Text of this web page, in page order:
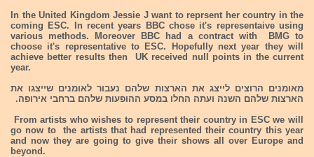
In the United Kingdom Jessie J want to reprsent her country in the
coming ESC. In recent years BBC chose it's representaive using
various methods. Moreover BBC had a contract with BMG to
choose it's representative to ESC. Hopefully next year they will
achieve better results then UK received null points in the current
year.
מאומנים הרוצים לייצג את הארצות שלהם נעבור לאומנים שייצגו את
הארצות שלהם השנה ועתה החלו במסע ההופעות שלהם ברחבי אירופה.
From artists who wishes to represent their country in ESC we will
go now to the artists that had represented their country this year
and now they are going to give their shows all over Europe and
beyond.